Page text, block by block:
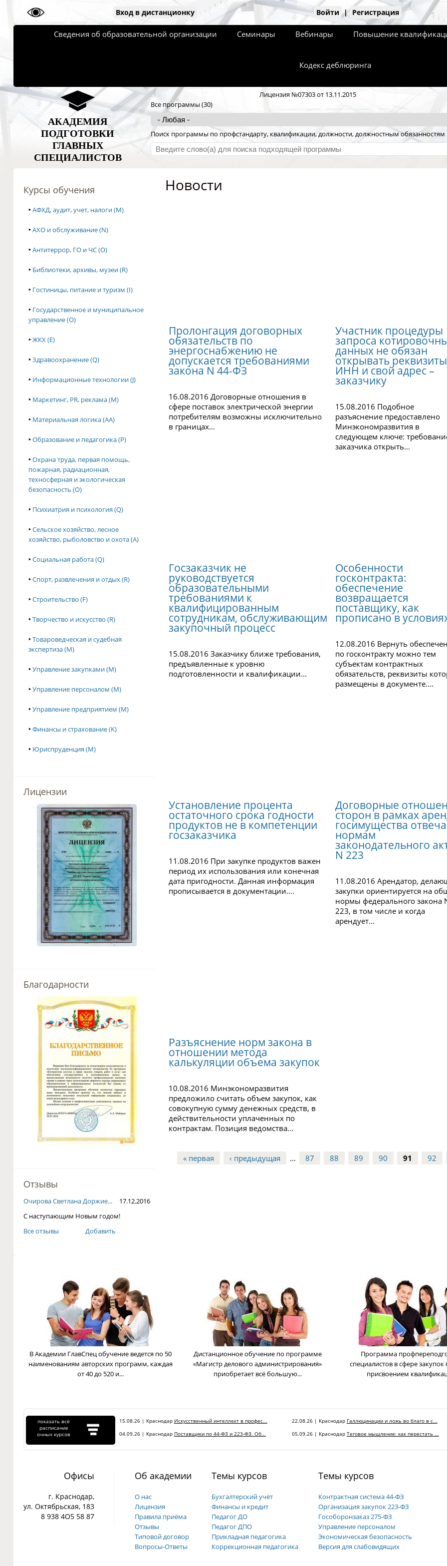
Вход в дистанционку Войти | Регистрация
Сведения об образовательной организации Семинары Вебинары Повышение
Кодекс деблюринга
АКАДЕМИЯ
ПОДГОТОВКИ
ГЛАВНЫХ
СПЕЦИАЛИСТОВ
Лицензия №07303 от 13.11.2015
Все программы (30)
Поиск программы по профстандарту, квалификации, должности, должностным обязанностям
Курсы обучения
‣АФХД, аудит, учет, налоги (M)
‣АХО и обслуживание (N)
‣Антитеррор, ГО и ЧС (O)
‣ Библиотеки, архивы, музеи (R)
‣ Гостиницы, питание и туризм (I)
‣ Государственное и муниципальное
управление (O)
‣ЖКХ (E)
‣Здравоохранение (Q)
‣ Информационные технологии (J)
‣ Маркетинг, PR, реклама (M)
‣ Материальная логика (AA)
‣Образование и педагогика (P)
‣Охрана труда, первая помощь,
пожарная, радиационная,
техносферная и экологическая
безопасность (O)
‣ Психиатрия и психология (Q)
‣Сельское хозяйство, лесное
хозяйство, рыболовство и охота (A)
‣Социальная работа (Q)
‣Спорт, развлечения и отдых (R)
‣Строительство (F)
‣Творчество и искусство (R)
‣Товароведческая и судебная
экспертиза (M)
‣Управление закупками (M)
‣Управление персоналом (M)
‣Управление предприятием (M)
‣Финансы и страхование (K)
‣ Юриспруденция (M)
Лицензии
Благодарности
Отзывы
Очирова Светлана Доржие...
17.12.2016
С наступающим Новым годом!
Все отзывы
Добавить
Новости
Пролонгация договорных
обязательств по
энергоснабжению не
допускается требованиями
закона N 44-ФЗ
16.08.2016 Договорные отношения в
сфере поставок электрической энергии
потребителям возможны исключительно
в границах...
Участник процедуры
запроса
данных не обязан
открывать реквизиты
ИНН и свой адрес –
заказчику
15.08.2016 Подобное
разъяснение предоставлено
Минэкономразвития в
следующем ключе:
заказчика открыть...
Госзаказчик не
руководствуется
образовательными
требованиями к
квалифицированным
сотрудникам, обслуживающим
закупочный процесс
15.08.2016 Заказчику ближе требования,
предъявленные к уровню
подготовленности и квалификации...
Особенности
госконтракта:
обеспечение
возвращается
поставщику, как
прописано в
12.08.2016 Вернуть
по госконтракту можно тем
субъектам контрактных
обязательств, реквизиты
размещены в документе....
Установление процента
остаточного срока годности
продуктов не в компетенции
госзаказчика
11.08.2016 При закупке продуктов важен
период их использования или конечная
дата пригодности. Данная информация
прописывается в документации....
Договорные
сторон в рамках
госимущества
нормам
законодательного
N 223
11.08.2016 Арендатор,
закупки ориентируется на
нормы федерального закона
223, в том числе и когда
арендует...
Разъяснение норм закона в
отношении метода
калькуляции объема закупок
10.08.2016 Минэкономразвития
предложило считать объем закупок, как
совокупную сумму денежных средств, в
действительности уплаченных по
контрактам. Позиция ведомства...
Страницы
« первая ‹ предыдущая … 87 88 89 90 91 92
В Академии ГлавСпец обучение ведется по 50
наименованиям авторских программ, каждая
от 40 до 520 и...
Дистанционное обучение по программе
«Магистр делового администрирования»
приобретает всё большую...
Программа
cпециалистов в сфере закупок
присвоением
показать всё
расписание
очных курсов
15.08.26 | Краснодар Искусственный интеллект в профес... 22.08.26 | Краснодар Галлюцинации и ложь во благо в с...
04.09.26 | Краснодар Поставщики по 44-ФЗ и 223-ФЗ. Об... 05.09.26 | Краснодар Теговое мышление: как перестать ...
Офисы
г. Краснодар,
ул. Октябрьская, 183
8 938 4О5 58 87
Об академии
О нас
Лицензия
Правила приёма
Отзывы
Типовой договор
Вопросы-Ответы
Темы курсов
Бухгалтерский учёт
Финансы и кредит
Педагог ДО
Педагог ДПО
Прикладная педагогика
Коррекционная педагогика
Темы курсов
Контрактная система 44-ФЗ
Организация закупок 223-ФЗ
Гособоронзаказ 275-ФЗ
Управление персоналом
Экономическая безопасность
Версия для слабовидящих